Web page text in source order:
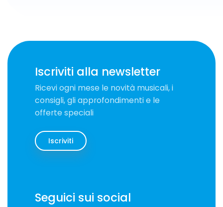
Iscriviti alla newsletter
Ricevi ogni mese le novità musicali, i
consigli, gli approfondimenti e le
offerte speciali
Iscriviti
Seguici sui social